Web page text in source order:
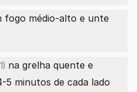
fogo médio-alto e unte
na grelha quente e
minutos de cada lado